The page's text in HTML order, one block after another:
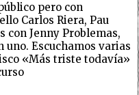
pero con
Carlos Riera, Pau
con Jenny Problemas,
uno. Escuchamos varias
«Más triste todavía»